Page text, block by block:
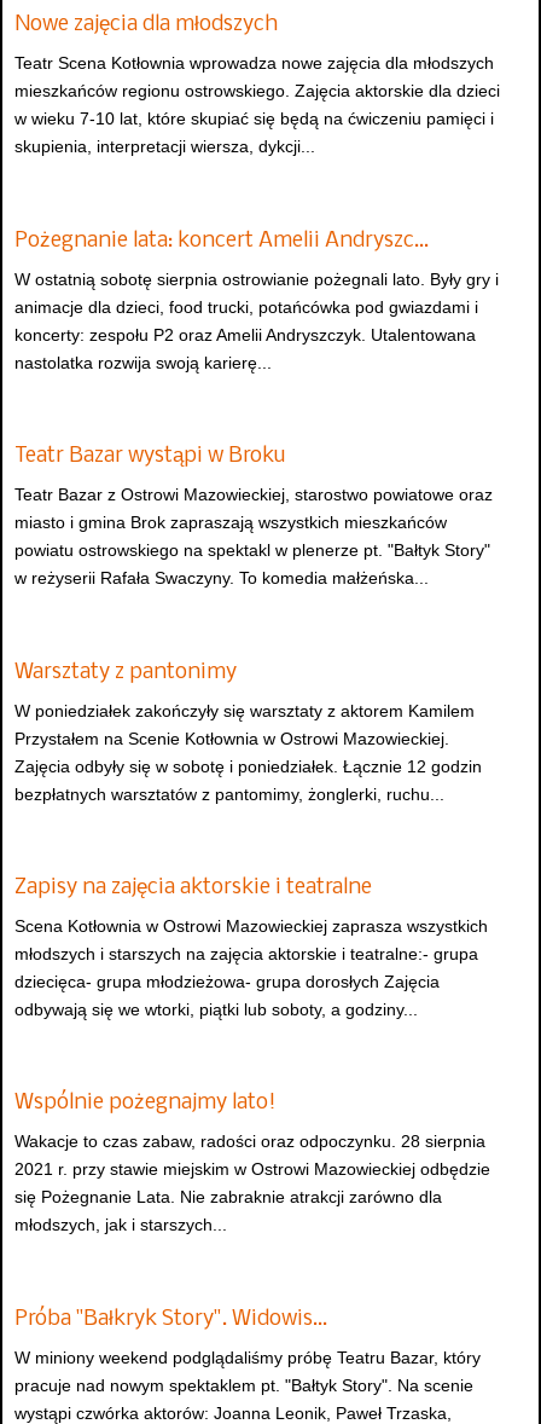
Nowe zajęcia dla młodszych
Teatr Scena Kotłownia wprowadza nowe zajęcia dla młodszych
mieszkańców regionu ostrowskiego. Zajęcia aktorskie dla dzieci
w wieku 7-10 lat, które skupiać się będą na ćwiczeniu pamięci i
skupienia, interpretacji wiersza, dykcji...
Pożegnanie lata: koncert Amelii Andryszc…
W ostatnią sobotę sierpnia ostrowianie pożegnali lato. Były gry i
animacje dla dzieci, food trucki, potańcówka pod gwiazdami i
koncerty: zespołu P2 oraz Amelii Andryszczyk. Utalentowana
nastolatka rozwija swoją karierę...
Teatr Bazar wystąpi w Broku
Teatr Bazar z Ostrowi Mazowieckiej, starostwo powiatowe oraz
miasto i gmina Brok zapraszają wszystkich mieszkańców
powiatu ostrowskiego na spektakl w plenerze pt. "Bałtyk Story"
w reżyserii Rafała Swaczyny. To komedia małżeńska...
Warsztaty z pantonimy
W poniedziałek zakończyły się warsztaty z aktorem Kamilem
Przystałem na Scenie Kotłownia w Ostrowi Mazowieckiej.
Zajęcia odbyły się w sobotę i poniedziałek. Łącznie 12 godzin
bezpłatnych warsztatów z pantomimy, żonglerki, ruchu...
Zapisy na zajęcia aktorskie i teatralne
Scena Kotłownia w Ostrowi Mazowieckiej zaprasza wszystkich
młodszych i starszych na zajęcia aktorskie i teatralne:- grupa
dziecięca- grupa młodzieżowa- grupa dorosłych Zajęcia
odbywają się we wtorki, piątki lub soboty, a godziny...
Wspólnie pożegnajmy lato!
Wakacje to czas zabaw, radości oraz odpoczynku. 28 sierpnia
2021 r. przy stawie miejskim w Ostrowi Mazowieckiej odbędzie
się Pożegnanie Lata. Nie zabraknie atrakcji zarówno dla
młodszych, jak i starszych...
Próba "Bałkryk Story". Widowis…
W miniony weekend podglądaliśmy próbę Teatru Bazar, który
pracuje nad nowym spektaklem pt. "Bałtyk Story". Na scenie
wystąpi czwórka aktorów: Joanna Leonik, Paweł Trzaska,